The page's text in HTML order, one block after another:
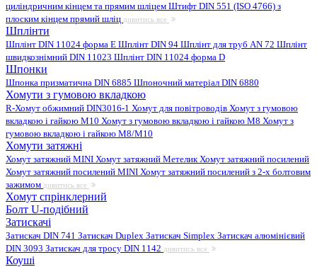
циліндричним кінцем та прямим шліцем Штифт DIN 551 (ISO 4766) з
плоским кінцем прямий шліц дивитись все
Шплінти
Шплінт DIN 11024 форма E Шплінт DIN 94 Шплінт для труб AN 72 Шплінт
швидкознімний DIN 11023 Шплінт DIN 11024 форма D
Шпонки
Шпонка призматична DIN 6885 Шпоночний матеріал DIN 6880
Хомути з гумовою вкладкою
R-Хомут обжимний DIN3016-1 Хомут для повітроводів Хомут з гумовою
вкладкою і гайкою M10 Хомут з гумовою вкладкою і гайкою M8 Хомут з
гумовою вкладкою і гайкою М8/M10
Хомути затяжні
Хомут затяжний MINI Хомут затяжний МетеликХомут затяжний посилений
Хомут затяжний посилений MINI Хомут затяжний посилений з 2-х болтовим
зажимом дивитись все
Хомут спрінклерний
Болт U-подібний
Затискачі
Затискач DIN 741 Затискач Duplex Затискач Simplex Затискач алюмінієвий
DIN 3093 Затискач для тросу DIN 1142 дивитись все
Коуші